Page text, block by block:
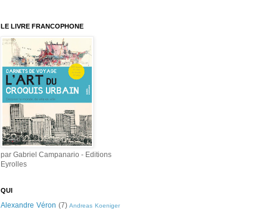
LE LIVRE FRANCOPHONE
par Gabriel Campanario - Editions
Eyrolles
QUI
Alexandre Véron (7) Andreas Koeniger